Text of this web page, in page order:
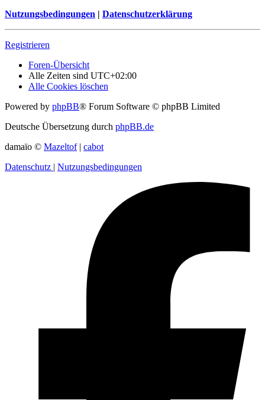
Nutzungsbedingungen | Datenschutzerklärung
Registrieren
Foren-Übersicht
Alle Zeiten sind UTC+02:00
Alle Cookies löschen
Powered by phpBB® Forum Software © phpBB Limited
Deutsche Übersetzung durch phpBB.de
damaïo © Mazeltof| cabot
Datenschutz | Nutzungsbedingungen